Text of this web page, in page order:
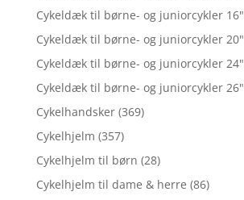
Cykeldæk til børne- og juniorcykler 16"
Cykeldæk til børne- og juniorcykler 20"
Cykeldæk til børne- og juniorcykler 24"
Cykeldæk til børne- og juniorcykler 26"
Cykelhandsker (369)
Cykelhjelm (357)
Cykelhjelm til børn (28)
Cykelhjelm til dame & herre (86)